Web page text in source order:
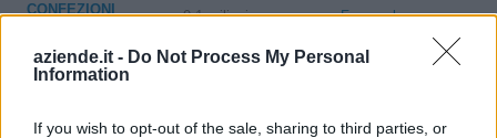
aziende.it - Do Not Process My Personal
Information
If you wish to opt-out of the sale, sharing to third parties, or
CONFEZIONI
LIQUIDAZIONE
0-1 milioni Fossombrone
S.R.L.